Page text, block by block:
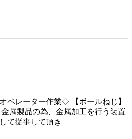
ペレーター作業◇ 【ボールねじ】
属製品の為、金属加工を行う装置
て従事して頂き...